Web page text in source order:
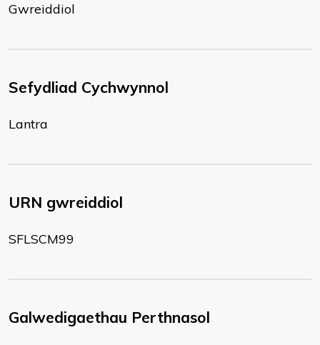
Gwreiddiol
Sefydliad Cychwynnol
Lantra
URN gwreiddiol
SFLSCM99
Galwedigaethau Perthnasol